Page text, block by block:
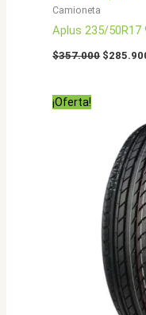
Camioneta
Aplus 235/50R17
$357.000 El
$
¡Oferta!